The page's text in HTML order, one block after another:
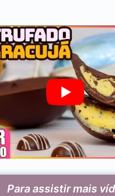
Para assistir mais